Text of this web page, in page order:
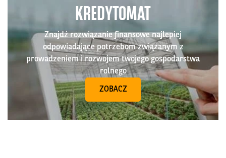
KREDYTOMAT
Znajdź rozwiązanie finansowe najlepiej
odpowiadające potrzebom związanym z
prowadzeniem i rozwojem twojego gospodarstwa
rolnego
ZOBACZ